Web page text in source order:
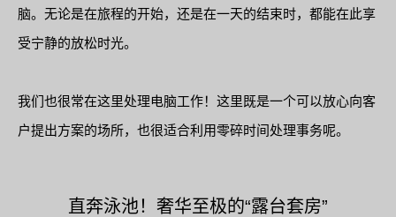
脑。无论是在旅程的开始，还是在一天的结束时，都能在此享
受宁静的放松时光。
我们也很常在这里处理电脑工作！这里既是一个可以放心向客
户提出方案的场所，也很适合利用零碎时间处理事务呢。
直奔泳池！奢华至极的“露台套房”